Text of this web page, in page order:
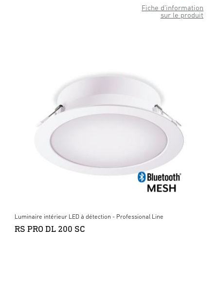
Fiche d’information
sur le produit
Luminaire intérieur LED à détection - Professional Line
RS PRO DL 200 SC